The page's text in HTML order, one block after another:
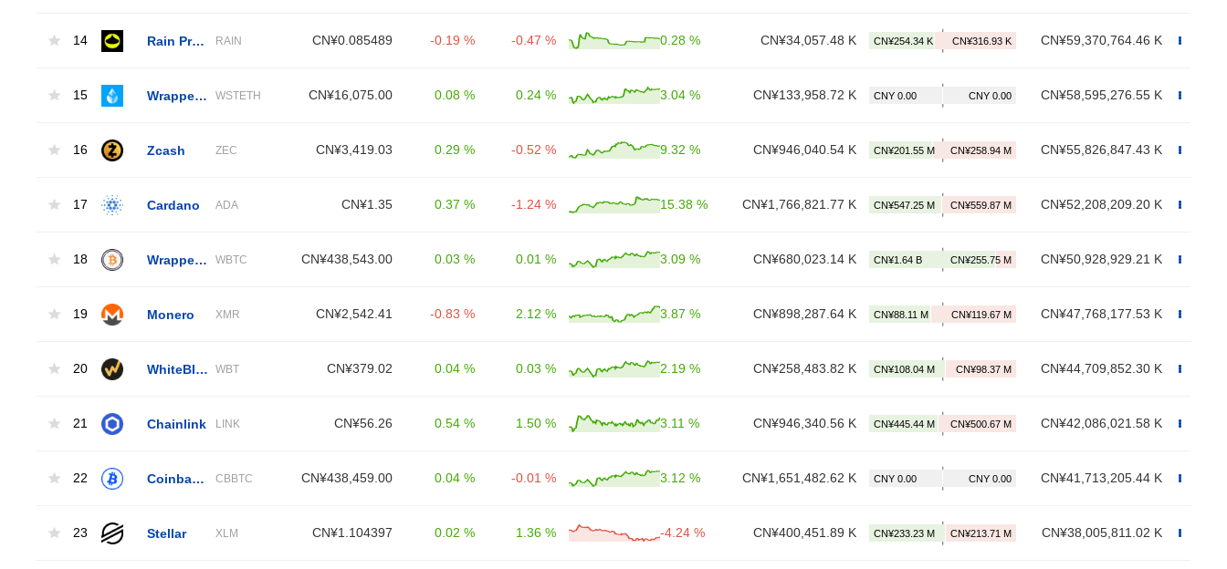
14 Rain Protocol RAIN CN¥0.085489 -0.19 % -0.47 % 0.28 % CN¥34,057.48 K CN¥59,370,764.46 K
15 WSTETH CN¥16,075.00 0.08 % 0.24 % 3.04 % CN¥133,958.72 K CN¥58,595,276.55 K
16 Zcash ZEC CN¥3,419.03 0.29 % -0.52 % 9.32 % CN¥946,040.54 K CN¥55,826,847.43 K
17 Cardano ADA CN¥1.35 0.37 % -1.24 % 15.38 % CN¥1,766,821.77 K CN¥52,208,209.20 K
18 WBTC CN¥438,543.00 0.03 % 0.01 % 3.09 % CN¥680,023.14 K CN¥50,928,929.21 K
19 Monero XMR CN¥2,542.41 -0.83 % 2.12 % 3.87 % CN¥898,287.64 K CN¥47,768,177.53 K
20 WBT CN¥379.02 0.04 % 0.03 % 2.19 % CN¥258,483.82 K CN¥44,709,852.30 K
21 Chainlink LINK CN¥56.26 0.54 % 1.50 % 3.11 % CN¥946,340.56 K CN¥42,086,021.58 K
22 CBBTC CN¥438,459.00 0.04 % -0.01 % 3.12 % CN¥1,651,482.62 K CN¥41,713,205.44 K
23 Stellar XLM CN¥1.104397 0.02 % 1.36 % -4.24 % CN¥400,451.89 K CN¥38,005,811.02 K